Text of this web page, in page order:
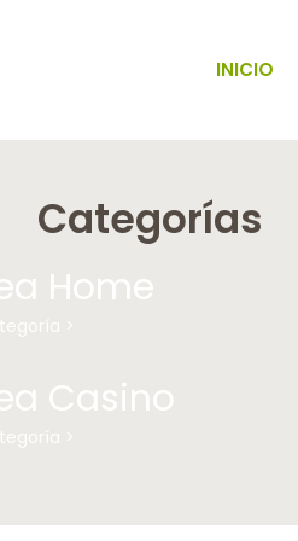
INICIO
Categorías
Home
>
Casino
>